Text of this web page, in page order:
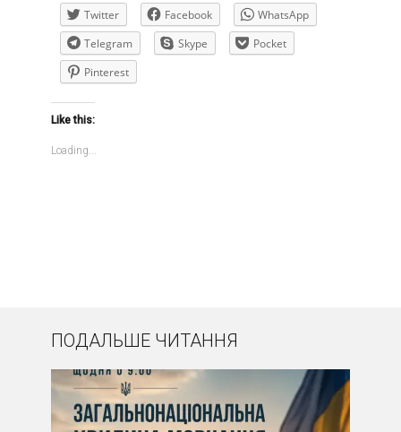
Twitter Facebook
WhatsApp
Telegram
Skype
Pocket
Pinterest
Like this:
Loading...
ПОДАЛЬШЕ ЧИТАННЯ